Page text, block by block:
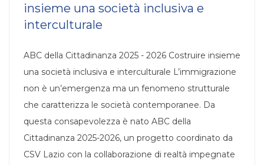
insieme una società inclusiva e
interculturale
ABC della Cittadinanza 2025 - 2026 Costruire insieme
una società inclusiva e interculturale L’immigrazione
non è un’emergenza ma un fenomeno strutturale
che caratterizza le società contemporanee. Da
questa consapevolezza è nato ABC della
Cittadinanza 2025-2026, un progetto coordinato da
CSV Lazio con la collaborazione di realtà impegnate